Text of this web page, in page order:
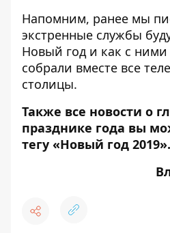
Напомним, ранее мы
экстренные службы
Новый год и как с ними
собрали вместе все
столицы.
Также все новости о
празднике года вы
тегу «Новый год 2019».